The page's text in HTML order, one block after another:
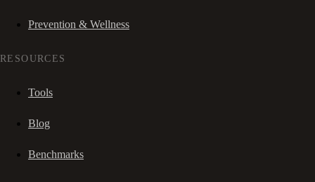
Prevention & Wellness
RESOURCES
Tools
Blog
Benchmarks